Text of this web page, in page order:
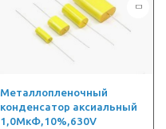
Металлопленочный
конденсатор аксиальный
1,0МкФ,10%,630V